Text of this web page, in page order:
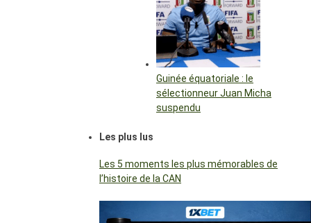
Guinée équatoriale : le
sélectionneur Juan Micha
suspendu
Les plus lus
Les 5 moments les plus mémorables de
l’histoire de la CAN